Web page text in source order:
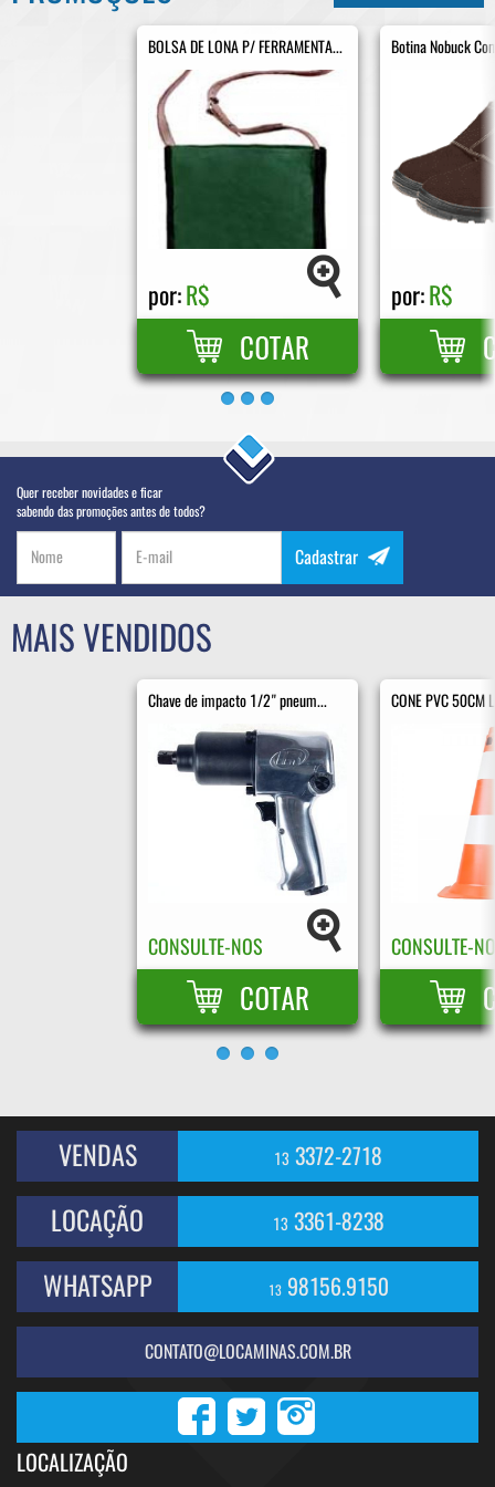
BOLSA DE LONA P/ FERRAMENTA...
por:R$
Botina Nobuck
por:R$
Quer receber novidades e ficar
sabendo das promoções antes de todos?
Cadastrar
MAIS VENDIDOS
Chave de impacto 1/2" pneum...
CONSULTE-NOS
CONE PVC 50CM
CONSULTE-
VENDAS 13 3372-2718
LOCAÇÃO 13 3361-8238
WHATSAPP 1398156.9150
CONTATO@LOCAMINAS.COM.BR
LOCALIZAÇÃO